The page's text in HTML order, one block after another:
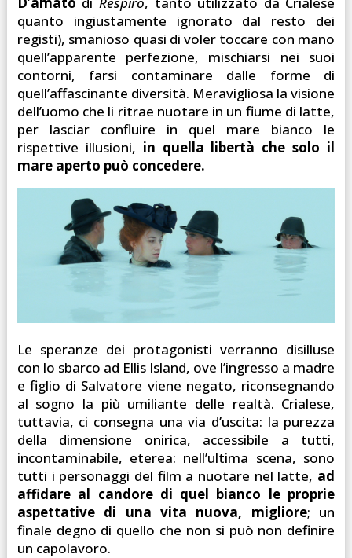
quanto ingiustamente ignorato dal resto dei
registi), smanioso quasi di voler toccare con mano
quell’apparente perfezione, mischiarsi nei suoi
contorni, farsi contaminare dalle forme di
quell’affascinante diversità. Meravigliosa la visione
dell’uomo che li ritrae nuotare in un fiume di latte,
per lasciar confluire in quel mare bianco le
rispettive illusioni, in quella libertà che solo il
mare aperto può concedere.
Le speranze dei protagonisti verranno disilluse
con lo sbarco ad Ellis Island, ove l’ingresso a madre
e figlio di Salvatore viene negato, riconsegnando
al sogno la più umiliante delle realtà. Crialese,
tuttavia, ci consegna una via d’uscita: la purezza
della dimensione onirica, accessibile a tutti,
incontaminabile, eterea: nell’ultima scena, sono
tutti i personaggi del film a nuotare nel latte, ad
affidare al candore di quel bianco le proprie
aspettative di una vita nuova, migliore; un
finale degno di quello che non si può non definire
un capolavoro.